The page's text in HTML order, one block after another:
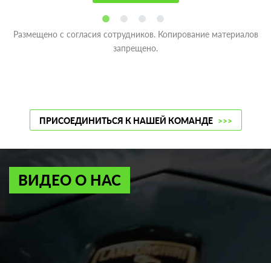
Размещено с согласия сотрудников. Копирование материалов
запрещено.
ПРИСОЕДИНИТЬСЯ К НАШЕЙ КОМАНДЕ >>>
ВИДЕО О НАС